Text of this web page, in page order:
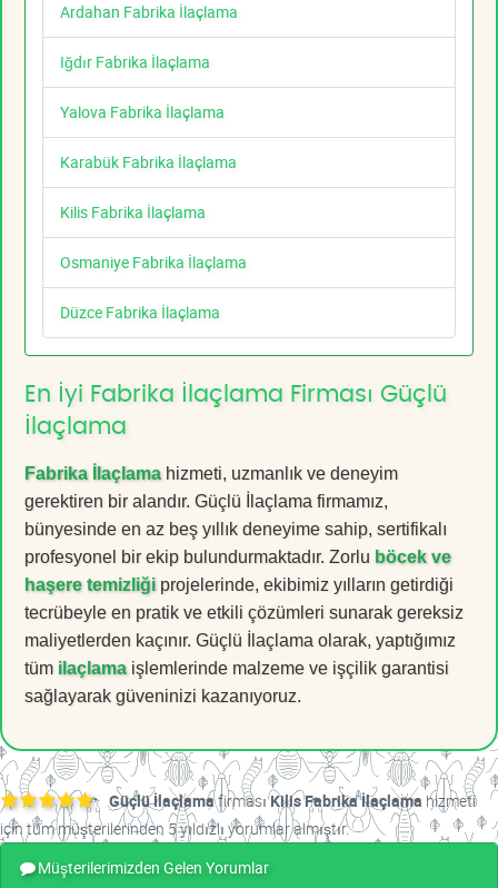
Ardahan Fabrika İlaçlama
Iğdır Fabrika İlaçlama
Yalova Fabrika İlaçlama
Karabük Fabrika İlaçlama
Kilis Fabrika İlaçlama
Osmaniye Fabrika İlaçlama
Düzce Fabrika İlaçlama
En İyi Fabrika İlaçlama Firması Güçlü
İlaçlama
Fabrika İlaçlamahizmeti, uzmanlık ve deneyim
gerektiren bir alandır. Güçlü İlaçlama firmamız,
bünyesinde en az beş yıllık deneyime sahip, sertifikalı
profesyonel bir ekip bulundurmaktadır. Zorlu böcek ve
haşere temizliği projelerinde, ekibimiz yılların getirdiği
tecrübeyle en pratik ve etkili çözümleri sunarak gereksiz
maliyetlerden kaçınır. Güçlü İlaçlama olarak, yaptığımız
tüm ilaçlamaişlemlerinde malzeme ve işçilik garantisi
sağlayarak güveninizi kazanıyoruz.
Güçlü İlaçlamafirmasıKilis Fabrika İlaçlama hizmeti
için tüm müşterilerinden 5 yıldızlı yorumlar almıştır.
Müşterilerimizden Gelen Yorumlar